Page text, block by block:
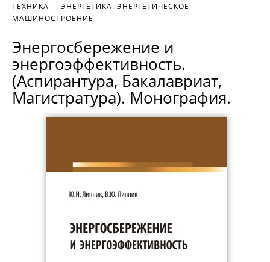
ТЕХНИКА
ЭНЕРГЕТИКА. ЭНЕРГЕТИЧЕСКОЕ
МАШИНОСТРОЕНИЕ
Энергосбережение и
энергоэффективность.
(Аспирантура, Бакалавриат,
Магистратура). Монография.